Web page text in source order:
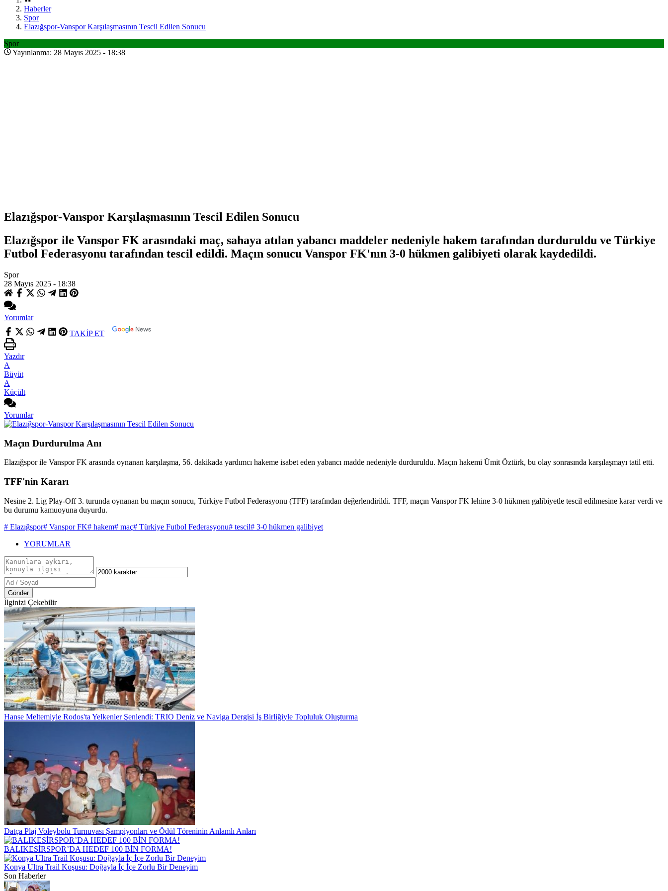
Haberler
Spor
Elazığspor-Vanspor Karşılaşmasının Tescil Edilen Sonucu
Spor
Yayınlanma: 28 Mayıs 2025 - 18:38
Elazığspor-Vanspor Karşılaşmasının Tescil Edilen Sonucu
Elazığspor ile Vanspor FK arasındaki maç, sahaya atılan yabancı maddeler nedeniyle hakem tarafından durduruldu ve Türkiye
Futbol Federasyonu tarafından tescil edildi. Maçın sonucu Vanspor FK'nın 3-0 hükmen galibiyeti olarak kaydedildi.
Spor
28 Mayıs 2025 - 18:38
Yorumlar
TAKİP ET
Yazdır
A
Büyüt
A
Küçült
Yorumlar
Maçın Durdurulma Anı
Elazığspor ile Vanspor FK arasında oynanan karşılaşma, 56. dakikada yardımcı hakeme isabet eden yabancı madde nedeniyle durduruldu. Maçın hakemi Ümit Öztürk, bu olay sonrasında karşılaşmayı tatil etti.
TFF'nin Kararı
Nesine 2. Lig Play-Off 3. turunda oynanan bu maçın sonucu, Türkiye Futbol Federasyonu (TFF) tarafından değerlendirildi. TFF, maçın Vanspor FK lehine 3-0 hükmen galibiyetle tescil edilmesine karar verdi ve
bu durumu kamuoyuna duyurdu.
# Elazığspor# Vanspor FK# hakem# maç# Türkiye Futbol Federasyonu# tescil# 3-0 hükmen galibiyet
YORUMLAR
Gönder
İlginizi Çekebilir
Hanse Meltemiyle Rodos'ta Yelkenler Şenlendi: TRIO Deniz ve Naviga Dergisi İş Birliğiyle Topluluk Oluşturma
Datça Plaj Voleybolu Turnuvası Şampiyonları ve Ödül Töreninin Anlamlı Anları
BALIKESİRSPOR’DA HEDEF 100 BİN FORMA!
Konya Ultra Trail Koşusu: Doğayla İç İçe Zorlu Bir Deneyim
Son Haberler